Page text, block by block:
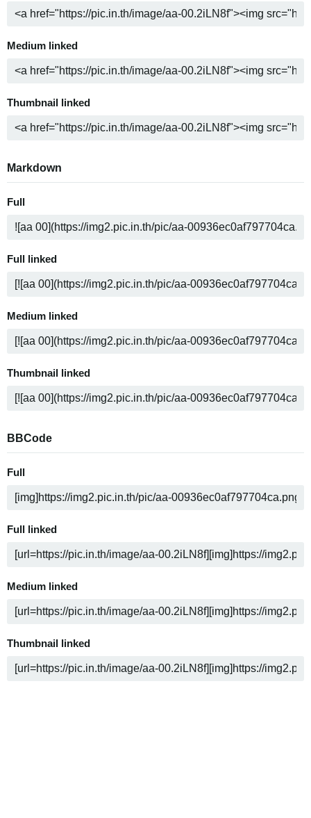
Medium linked
Thumbnail linked
Markdown
Full
Full linked
Medium linked
Thumbnail linked
BBCode
Full
Full linked
Medium linked
Thumbnail linked